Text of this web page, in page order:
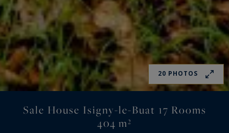
20 PHOTOS
Sale House Isigny-le-Buat 17 Rooms
404 m²